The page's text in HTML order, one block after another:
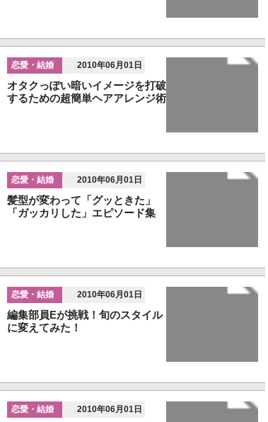
恋愛・結婚 2010年06月01日
オタクっぽい暗いイメージを打破
するための超簡単ヘアアレンジ術
恋愛・結婚 2010年06月01日
髪型が変わって「グッときた」
「ガッカリした」エピソード集
恋愛・結婚 2010年06月01日
編集部員Eが挑戦！旬のスタイル
に変えてみた！
恋愛・結婚 2010年06月01日